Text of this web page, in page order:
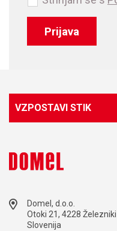
Prijava
VZPOSTAVI STIK
Domel, d.o.o.
Otoki 21, 4228 Železniki
Slovenija